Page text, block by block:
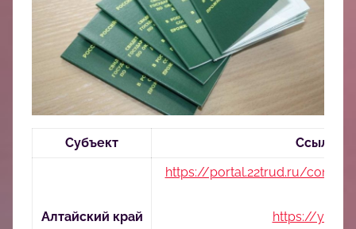
Субъект Ссылка
Алтайский край
https://portal.22trud.ru/
https://